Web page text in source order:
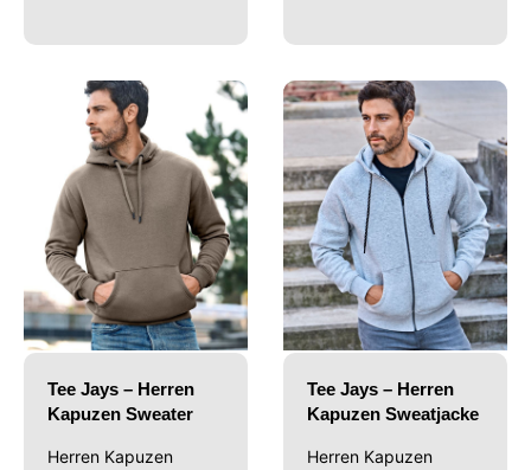
Tee Jays – Herren
Kapuzen Sweater
Herren Kapuzen
Tee Jays – Herren
Kapuzen Sweatjacke
Herren Kapuzen